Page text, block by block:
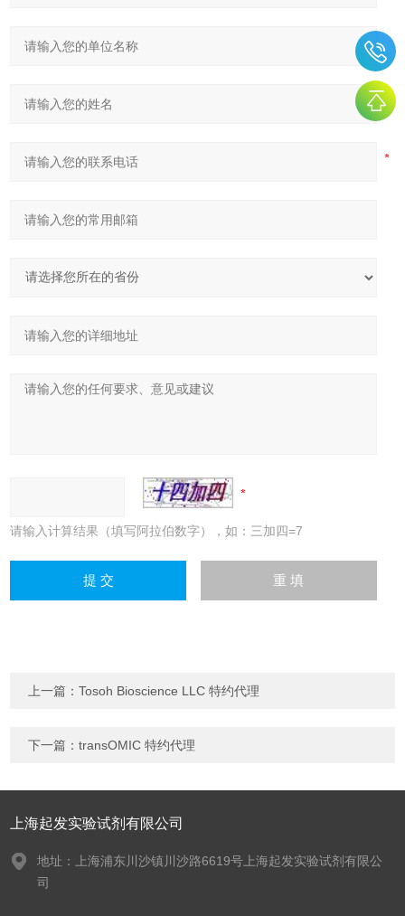
请输入计算结果（填写阿拉伯数字），如：三加四=7
上一篇：Tosoh Bioscience LLC 特约代理
下一篇：transOMIC 特约代理
上海起发实验试剂有限公司
地址：上海浦东川沙镇川沙路6619号上海起发实验试剂有限公
司